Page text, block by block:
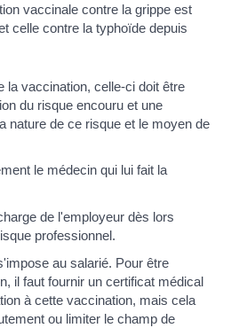
vaccinale contre la grippe est
celle contre la typhoïde depuis
la vaccination, celle-ci doit être
du risque encouru et une
nature de ce risque et le moyen de
le médecin qui lui fait la
de l'employeur dès lors
professionnel.
au salarié. Pour être
il faut fournir un certificat médical
à cette vaccination, mais cela
ou limiter le champ de